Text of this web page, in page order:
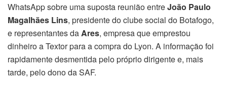
WhatsApp sobre uma suposta reunião entreJoão Paulo
Magalhães Lins, presidente do clube social do Botafogo,
e representantes daAres, empresa que emprestou
dinheiro a Textor para a compra do Lyon. A informação foi
rapidamente desmentida pelo próprio dirigente e, mais
tarde, pelo dono da SAF.